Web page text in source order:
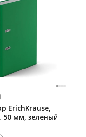
ErichKrause,
50 мм, зеленый